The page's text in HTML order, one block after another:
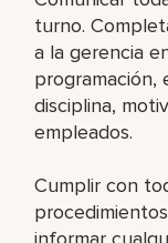
turno.
a la gerencia
programación,
disciplina,
empleados.
Cumplir con
informar